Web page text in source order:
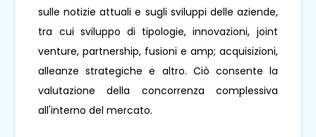
sulle notizie attuali e sugli sviluppi delle aziende,
tra cui sviluppo di tipologie, innovazioni, joint
venture, partnership, fusioni e amp; acquisizioni,
alleanze strategiche e altro. Ciò consente la
valutazione della concorrenza complessiva
all'interno del mercato.